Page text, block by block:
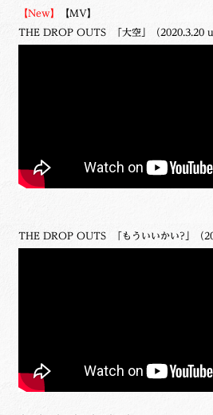
【New】 【MV】
THE DROP OUTS 「大空」（2020.3.20
THE DROP OUTS 「もういいかい?」（